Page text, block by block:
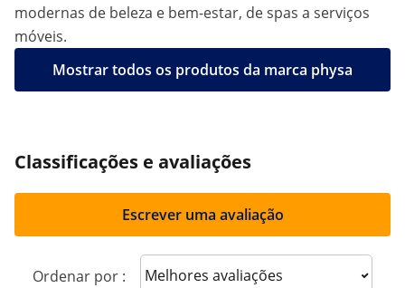
modernas de beleza e bem-estar, de spas a serviços
móveis.
Mostrar todos os produtos da marca physa
Classificações e avaliações
Escrever uma avaliação
Ordenar por : Sort reviews